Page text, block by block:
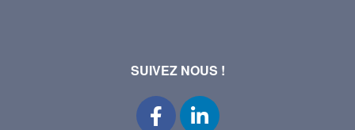
SUIVEZ NOUS !